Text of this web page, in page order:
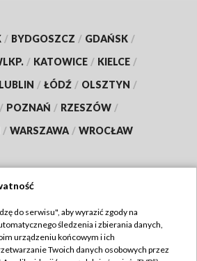
/ BYDGOSZCZ / GDAŃSK /
/ KATOWICE / KIELCE /
LUBLIN / ŁÓDŹ / OLSZTYN /
/ POZNAŃ / RZESZÓW /
/ WARSZAWA / WROCŁAW
TVP
Regulamin TVP
do serwisu", aby wyrazić zgody na
śledzenia i zbierania danych,
urządzeniu końcowym i ich
Twoich danych osobowych przez